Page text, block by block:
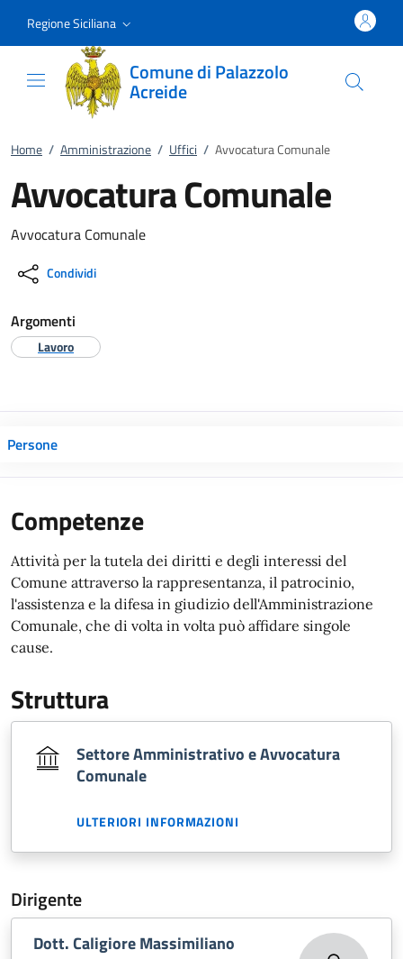
Regione Siciliana
Comune di Palazzolo
Acreide
Home / Amministrazione / Uffici / Avvocatura Comunale
Avvocatura Comunale
Avvocatura Comunale
Condividi
Argomenti
Lavoro
Persone
Competenze
Attività per la tutela dei diritti e degli interessi del
Comune attraverso la rappresentanza, il patrocinio,
l'assistenza e la difesa in giudizio dell'Amministrazione
Comunale, che di volta in volta può affidare singole
cause.
Struttura
Settore Amministrativo e Avvocatura
Comunale
ULTERIORI INFORMAZIONI
Dirigente
Dott. Caligiore Massimiliano